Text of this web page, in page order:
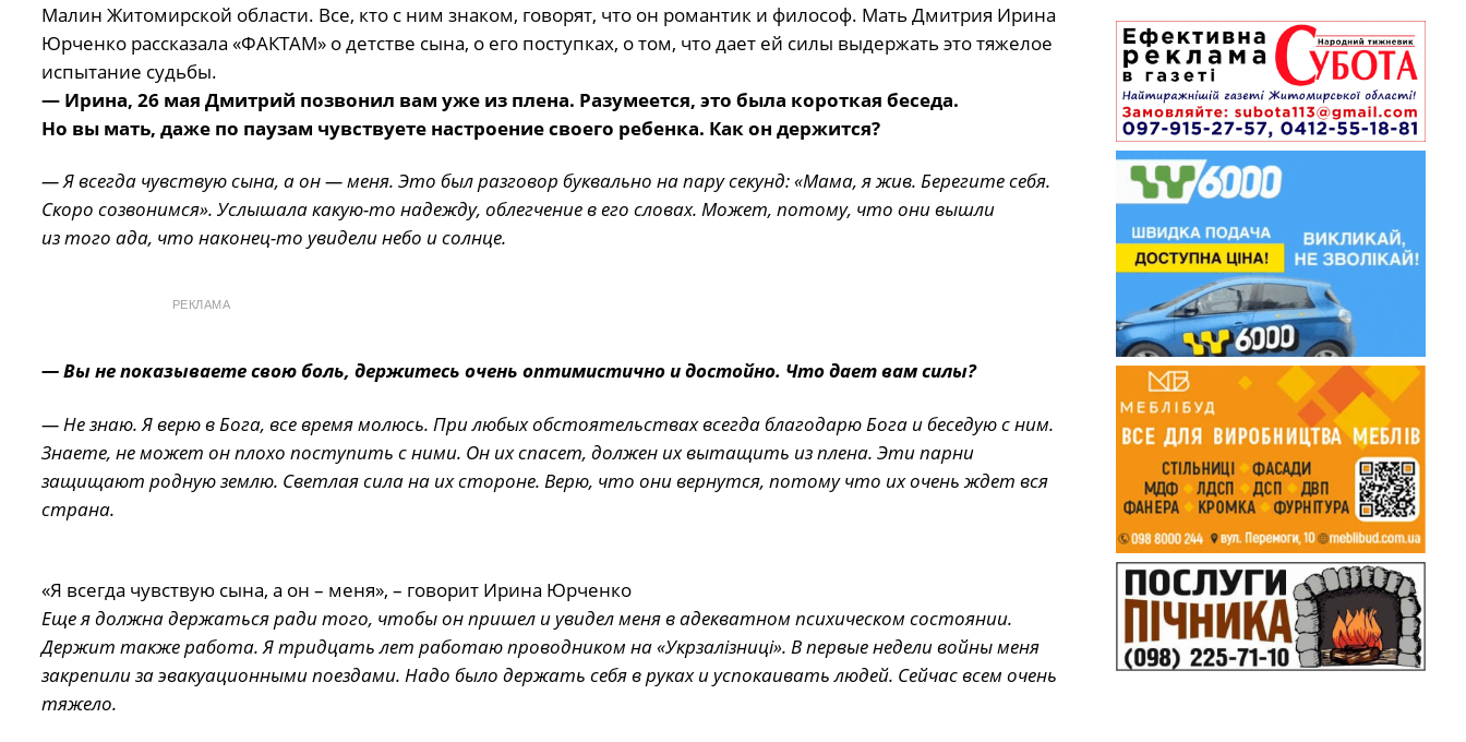
Малин Житомирской области. Все, кто с ним знаком, говорят, что он романтик и философ. Мать Дмитрия Ирина
Юрченко рассказала «ФАКТАМ» о детстве сына, о его поступках, о том, что дает ей силы выдержать это тяжелое
испытание судьбы.
— Ирина, 26 мая Дмитрий позвонил вам уже из плена. Разумеется, это была короткая беседа.
Но вы мать, даже по паузам чувствуете настроение своего ребенка. Как он держится?
— Я всегда чувствую сына, а он — меня. Это был разговор буквально на пару секунд: «Мама, я жив. Берегите себя.
Скоро созвонимся». Услышала какую-то надежду, облегчение в его словах. Может, потому, что они вышли
из того ада, что наконец-то увидели небо и солнце.
РЕКЛАМА
— Вы не показываете свою боль, держитесь очень оптимистично и достойно. Что дает вам силы?
— Не знаю. Я верю в Бога, все время молюсь. При любых обстоятельствах всегда благодарю Бога и беседую с ним.
Знаете, не может он плохо поступить с ними. Он их спасет, должен их вытащить из плена. Эти парни
защищают родную землю. Светлая сила на их стороне. Верю, что они вернутся, потому что их очень ждет вся
страна.
«Я всегда чувствую сына, а он – меня», – говорит Ирина Юрченко
Еще я должна держаться ради того, чтобы он пришел и увидел меня в адекватном психическом состоянии.
Держит также работа. Я тридцать лет работаю проводником на «Укрзалізниці». В первые недели войны меня
закрепили за эвакуационными поездами. Надо было держать себя в руках и успокаивать людей. Сейчас всем очень
тяжело.